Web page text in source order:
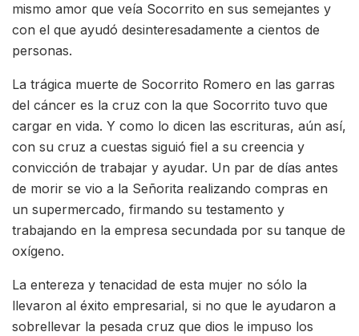
mismo amor que veía Socorrito en sus semejantes y
con el que ayudó desinteresadamente a cientos de
personas.
La trágica muerte de Socorrito Romero en las garras
del cáncer es la cruz con la que Socorrito tuvo que
cargar en vida. Y como lo dicen las escrituras, aún así,
con su cruz a cuestas siguió fiel a su creencia y
convicción de trabajar y ayudar. Un par de días antes
de morir se vio a la Señorita realizando compras en
un supermercado, firmando su testamento y
trabajando en la empresa secundada por su tanque de
oxígeno.
La entereza y tenacidad de esta mujer no sólo la
llevaron al éxito empresarial, si no que le ayudaron a
sobrellevar la pesada cruz que dios le impuso los